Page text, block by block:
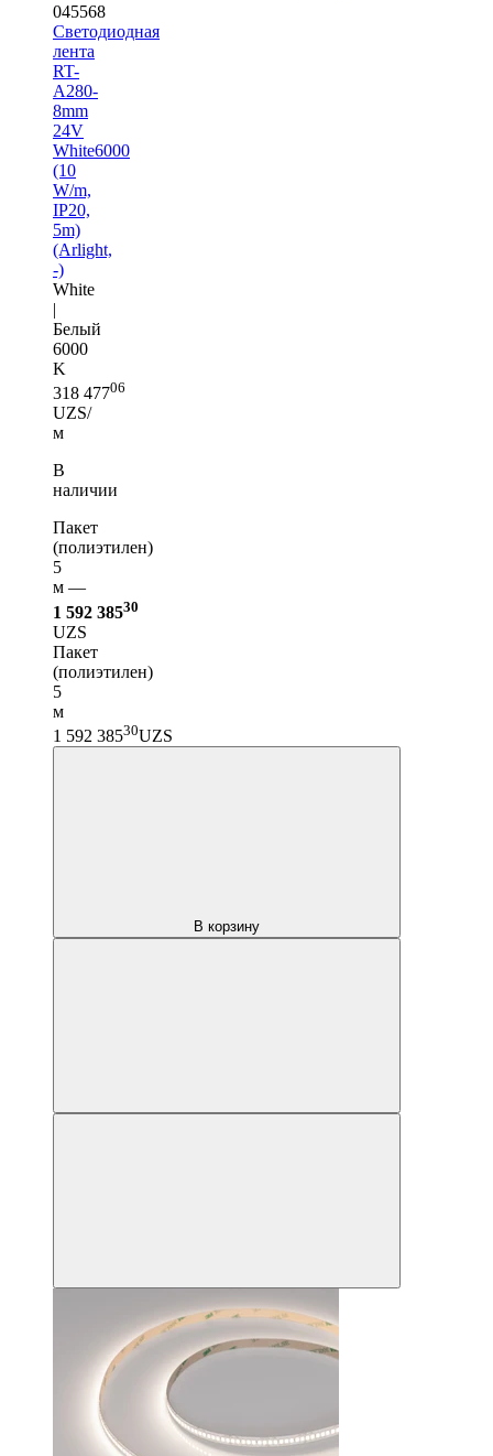
045568
Светодиодная
лента
RT-
A280-
8mm
24V
White6000
(10
W/m,
IP20,
5m)
(Arlight,
-)
White
|
Белый
6000
K
318 47706
UZS/
м
В
наличии
Пакет
(полиэтилен)
5
м —
1 592 38530
UZS
Пакет
(полиэтилен)
5
м
1 592 38530UZS
В корзину